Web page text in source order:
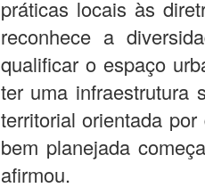
práticas locais às
reconhece a
qualificar o espaço
ter uma infraestrutura
territorial orientada
bem planejada
afirmou.